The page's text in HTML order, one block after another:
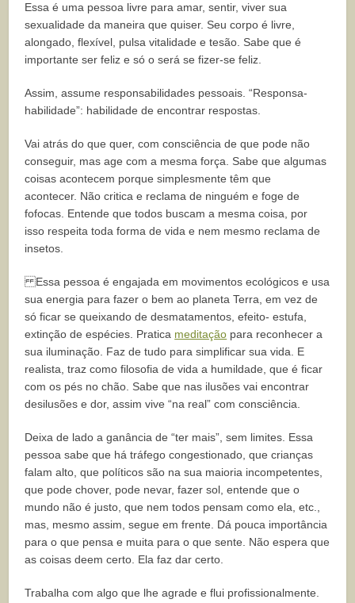
Essa é uma pessoa livre para amar, sentir, viver sua
sexualidade da maneira que quiser. Seu corpo é livre,
alongado, flexível, pulsa vitalidade e tesão. Sabe que é
importante ser feliz e só o será se fizer-se feliz.
Assim, assume responsabilidades pessoais. “Responsa-
habilidade”: habilidade de encontrar respostas.
Vai atrás do que quer, com consciência de que pode não
conseguir, mas age com a mesma força. Sabe que algumas
coisas acontecem porque simplesmente têm que
acontecer. Não critica e reclama de ninguém e foge de
fofocas. Entende que todos buscam a mesma coisa, por
isso respeita toda forma de vida e nem mesmo reclama de
insetos.
Essa pessoa é engajada em movimentos ecológicos e usa
sua energia para fazer o bem ao planeta Terra, em vez de
só ficar se queixando de desmatamentos, efeito- estufa,
extinção de espécies. Pratica meditação para reconhecer a
sua iluminação. Faz de tudo para simplificar sua vida. E
realista, traz como filosofia de vida a humildade, que é ficar
com os pés no chão. Sabe que nas ilusões vai encontrar
desilusões e dor, assim vive “na real” comconsciência.
Deixa de lado a ganância de “ter mais”, sem limites. Essa
pessoa sabe que há tráfego congestionado, que crianças
falam alto, que políticos são na sua maioria incompetentes,
que pode chover, pode nevar, fazer sol, entende que o
mundo não é justo, que nem todos pensam como ela, etc.,
mas, mesmo assim, segue em frente. Dá pouca importância
para o que pensa e muita para o que sente. Não espera que
as coisas deem certo. Ela faz dar certo.
Trabalha com algo que lhe agrade e flui profissionalmente.